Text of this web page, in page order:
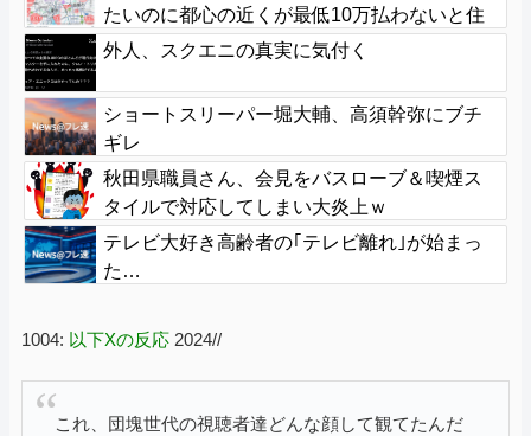
たいのに都心の近くが最低10万払わないと住
めないの」
外人、スクエニの真実に気付く
ショートスリーパー堀大輔、高須幹弥にブチ
ギレ
秋田県職員さん、会見をバスローブ＆喫煙ス
タイルで対応してしまい大炎上ｗ
テレビ大好き高齢者の｢テレビ離れ｣が始まっ
た…
1004: 以下Xの反応 2024//
これ、団塊世代の視聴者達どんな顔して観てたんだ